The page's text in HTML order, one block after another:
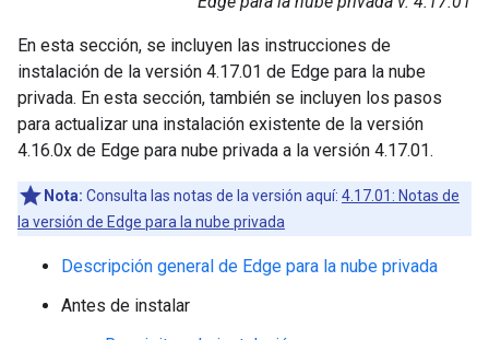
En esta sección, se incluyen las instrucciones de
instalación de la versión 4.17.01 de Edge para la nube
privada. En esta sección, también se incluyen los pasos
para actualizar una instalación existente de la versión
4.16.0x de Edge para nube privada a la versión 4.17.01.
Nota: Consulta las notas de la versión aquí: 4.17.01: Notas de
la versión de Edge para la nube privada
Descripción general de Edge para la nube privada
Antes de instalar